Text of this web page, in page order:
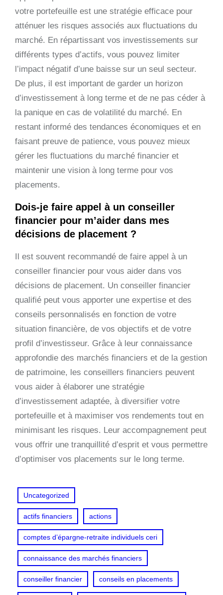
votre portefeuille est une stratégie efficace pour
atténuer les risques associés aux fluctuations du
marché. En répartissant vos investissements sur
différents types d’actifs, vous pouvez limiter
l’impact négatif d’une baisse sur un seul secteur.
De plus, il est important de garder un horizon
d’investissement à long terme et de ne pas céder à
la panique en cas de volatilité du marché. En
restant informé des tendances économiques et en
faisant preuve de patience, vous pouvez mieux
gérer les fluctuations du marché financier et
maintenir une vision à long terme pour vos
placements.
Dois-je faire appel à un conseiller
financier pour m’aider dans mes
décisions de placement ?
Il est souvent recommandé de faire appel à un
conseiller financier pour vous aider dans vos
décisions de placement. Un conseiller financier
qualifié peut vous apporter une expertise et des
conseils personnalisés en fonction de votre
situation financière, de vos objectifs et de votre
profil d’investisseur. Grâce à leur connaissance
approfondie des marchés financiers et de la gestion
de patrimoine, les conseillers financiers peuvent
vous aider à élaborer une stratégie
d’investissement adaptée, à diversifier votre
portefeuille et à maximiser vos rendements tout en
minimisant les risques. Leur accompagnement peut
vous offrir une tranquillité d’esprit et vous permettre
d’optimiser vos placements sur le long terme.
Uncategorized
actifs financiers actions
comptes d’épargne-retraite individuels ceri
connaissance des marchés financiers
conseiller financier conseils en placements